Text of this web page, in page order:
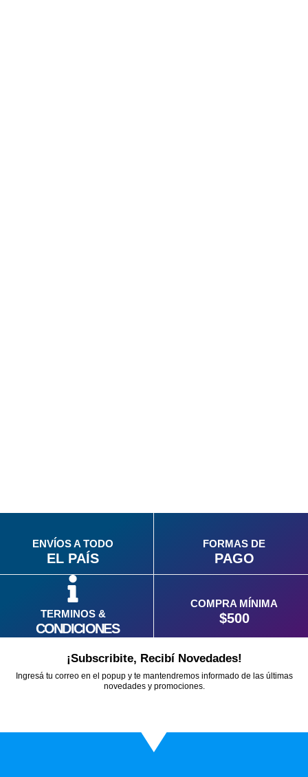
ENVÍOS A TODO
EL PAÍS
FORMAS DE
PAGO
TERMINOS &
CONDICIONES
COMPRA MÍNIMA
$500
¡Subscribite, Recibí Novedades!
Ingresá tu correo en el popup y te mantendremos informado de las últimas
novedades y promociones.